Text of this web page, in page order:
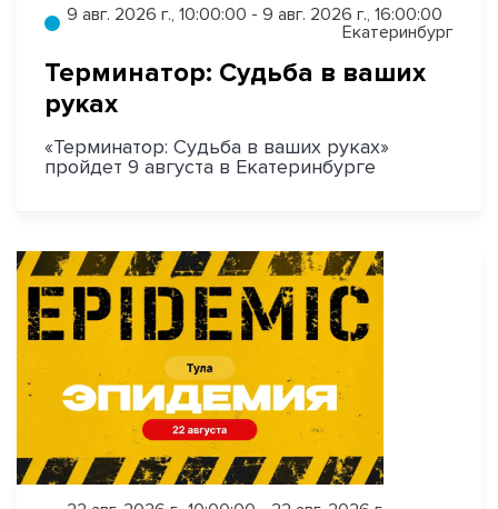
9 авг. 2026 г., 10:00:00 - 9 авг. 2026 г., 16:00:00
Екатеринбург
Терминатор: Судьба в ваших
руках
«Терминатор: Судьба в ваших руках»
пройдет 9 августа в Екатеринбурге